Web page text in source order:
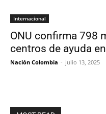
Internacional
ONU confirma 798
centros de ayuda
Nación Colombia - julio 13, 2025